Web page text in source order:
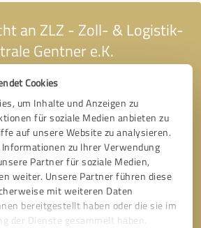
Cookies
um Inhalte und Anzeigen zu
für soziale Medien anbieten zu
auf unsere Website zu analysieren.
zu Ihrer Verwendung
Partner für soziale Medien,
weiter. Unsere Partner führen diese
mit weiteren Daten
bereitgestellt haben oder die sie im
der Dienste gesammelt haben.
an ZLZ - Zoll- & Logistik-
Gentner e.K.